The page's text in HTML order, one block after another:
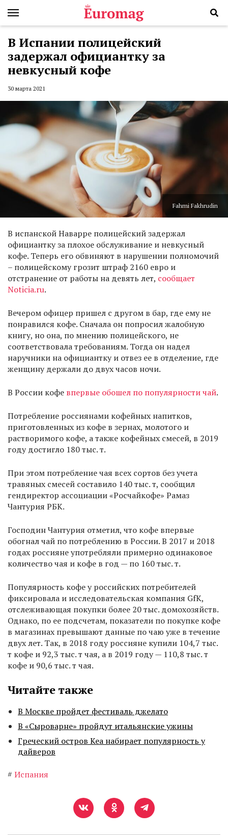
В Испании полицейский
задержал официантку за
невкусный кофе
30 марта 2021
Fahmi Fakhrudin
В испанской Наварре полицейский задержал
официантку за плохое обслуживание и невкусный
кофе. Теперь его обвиняют в нарушении полномочий
– полицейскому грозит штраф 2160 евро и
отстранение от работы на девять лет, сообщает
Noticia.ru.
Вечером офицер пришел с другом в бар, где ему не
понравился кофе. Сначала он попросил жалобную
книгу, но она, по мнению полицейского, не
соответствовала требованиям. Тогда он надел
наручники на официантку и отвез ее в отделение, где
женщину держали до двух часов ночи.
В России кофе впервые обошел по популярности чай.
Потребление россиянами кофейных напитков,
приготовленных из кофе в зернах, молотого и
растворимого кофе, а также кофейных смесей, в 2019
году достигло 180 тыс. т.
При этом потребление чая всех сортов без учета
травяных смесей составило 140 тыс. т, сообщил
гендиректор ассоциации «Росчайкофе» Рамаз
Чантурия РБК.
Господин Чантурия отметил, что кофе впервые
обогнал чай по потреблению в России. В 2017 и 2018
годах россияне употребляли примерно одинаковое
количество чая и кофе в год — по 160 тыс. т.
Популярность кофе у российских потребителей
фиксировала и исследовательская компания GfK,
отслеживающая покупки более 20 тыс. домохозяйств.
Однако, по ее подсчетам, показатели по покупке кофе
в магазинах превышают данные по чаю уже в течение
двух лет. Так, в 2018 году россияне купили 104,7 тыс.
т кофе и 92,3 тыс. т чая, а в 2019 году — 110,8 тыс. т
кофе и 90,6 тыс. т чая.
Читайте также
В Москве пройдет фестиваль джелато
В «Сыроварне» пройдут итальянские ужины
Греческий остров Кеа набирает популярность у
дайверов
# Испания